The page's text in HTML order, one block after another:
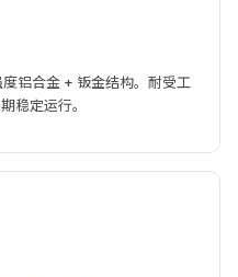
铝合金 + 钣金结构。耐受工
稳定运行。